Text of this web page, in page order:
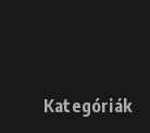
Kategóriák